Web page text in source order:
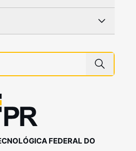
FEDERAL DO